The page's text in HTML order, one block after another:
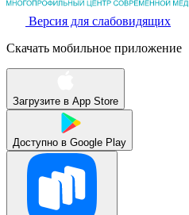
Версия для слабовидящих
Скачать мобильное приложение
Загрузите в App Store
Доступно в Google Play